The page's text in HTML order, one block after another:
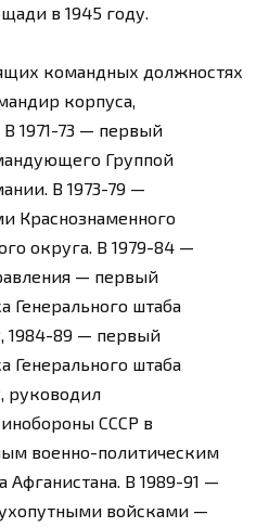
в 1945 году.
командных должностях
корпуса,
1971-73 — первый
Группой
В 1973-79 —
Краснознаменного
округа. В 1979-84 —
— первый
Генерального штаба
1984-89 — первый
Генерального штаба
руководил
СССР в
военно-политическим
Афганистана. В 1989-91 —
войсками —